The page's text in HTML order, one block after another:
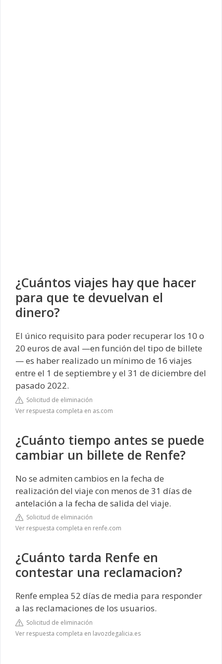
¿Cuántos viajes hay que hacer
para que te devuelvan el
dinero?
El único requisito para poder recuperar los 10 o
20 euros de aval —en función del tipo de billete
— es haber realizado un mínimo de 16 viajes
entre el 1 de septiembre y el 31 de diciembre del
pasado 2022.
Solicitud de eliminación
Ver respuesta completa en as.com
¿Cuánto tiempo antes se puede
cambiar un billete de Renfe?
No se admiten cambios en la fecha de
realización del viaje con menos de 31 días de
antelación a la fecha de salida del viaje.
Solicitud de eliminación
Ver respuesta completa en renfe.com
¿Cuánto tarda Renfe en
contestar una reclamacion?
Renfe emplea 52 días de media para responder
a las reclamaciones de los usuarios.
Solicitud de eliminación
Ver respuesta completa en lavozdegalicia.es